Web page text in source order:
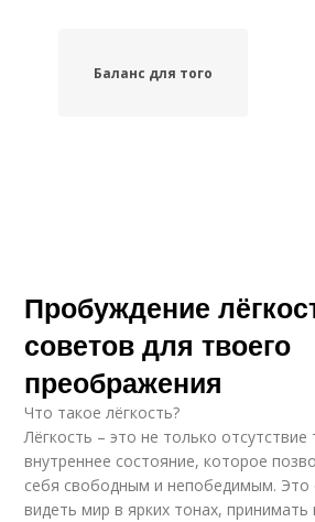
Баланс для того
Пробуждение
советов для твоего
преображения
Что такое лёгкость?
Лёгкость – это не только
внутреннее состояние, которое
себя свободным и непобедимым. Это
видеть мир в ярких тонах,